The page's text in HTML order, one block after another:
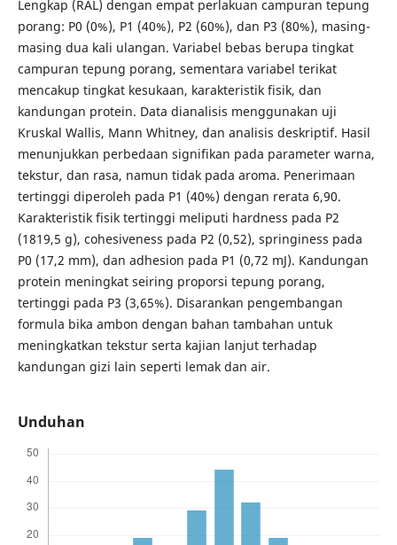
Lengkap (RAL) dengan empat perlakuan campuran tepung
porang: P0 (0%), P1 (40%), P2 (60%), dan P3 (80%), masing-
masing dua kali ulangan. Variabel bebas berupa tingkat
campuran tepung porang, sementara variabel terikat
mencakup tingkat kesukaan, karakteristik fisik, dan
kandungan protein. Data dianalisis menggunakan uji
Kruskal Wallis, Mann Whitney, dan analisis deskriptif. Hasil
menunjukkan perbedaan signifikan pada parameter warna,
tekstur, dan rasa, namun tidak pada aroma. Penerimaan
tertinggi diperoleh pada P1 (40%) dengan rerata 6,90.
Karakteristik fisik tertinggi meliputi hardness pada P2
(1819,5 g), cohesiveness pada P2 (0,52), springiness pada
P0 (17,2 mm), dan adhesion pada P1 (0,72 mJ). Kandungan
protein meningkat seiring proporsi tepung porang,
tertinggi pada P3 (3,65%). Disarankan pengembangan
formula bika ambon dengan bahan tambahan untuk
meningkatkan tekstur serta kajian lanjut terhadap
kandungan gizi lain seperti lemak dan air.
Unduhan